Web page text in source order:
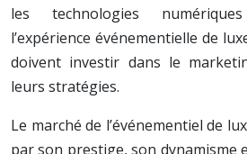
les technologies
l’expérience événementielle de
doivent investir dans le
leurs stratégies.
Le marché de l’événementiel de
par son prestige, son dynamisme